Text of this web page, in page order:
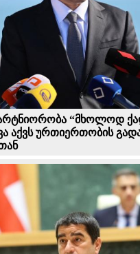
“მხოლოდ
აქვს ურთიერთობის